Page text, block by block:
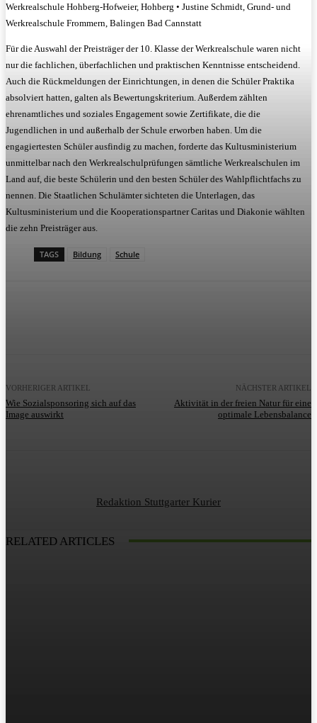
Werkrealschule Hohberg-Hofweier, Hohberg • Justine Schmidt, Grund- und
Werkrealschule Frommern, Balingen Bad Cannstatt
Für die Auswahl der Preisträger der 10. Klasse der Werkrealschule waren nicht
nur die fachlichen, überfachlichen und praktischen Kenntnisse entscheidend.
Auch die Rückmeldungen der Einrichtungen, in denen die Schüler Praktika
absolviert hatten, galten als Bewertungskriterium. Außerdem zählten
ehrenamtliches und soziales Engagement sowie Zertifikate, die die
Jugendlichen in und außerhalb der Schule erworben haben. Um die
engagiertesten Schüler ausfindig zu machen, forderte das Kultusministerium
unmittelbar nach den Werkrealschulprüfungen sämtliche Werkrealschulen im
Land auf, die beste Schülerin und den besten Schüler des Wahlpflichtfachs zu
nennen. Die Staatlichen Schulämter sichteten die Unterlagen, das
Kultusministerium und die Kooperationspartner Caritas und Diakonie wählten
die zehn Preisträger aus.
TAGS Bildung Schule
VORHERIGER ARTIKEL
Wie Sozialsponsoring sich auf das
Image auswirkt
NÄCHSTER ARTIKEL
Aktivität in der freien Natur für eine
optimale Lebensbalance
Redaktion Stuttgarter Kurier
RELATED ARTICLES